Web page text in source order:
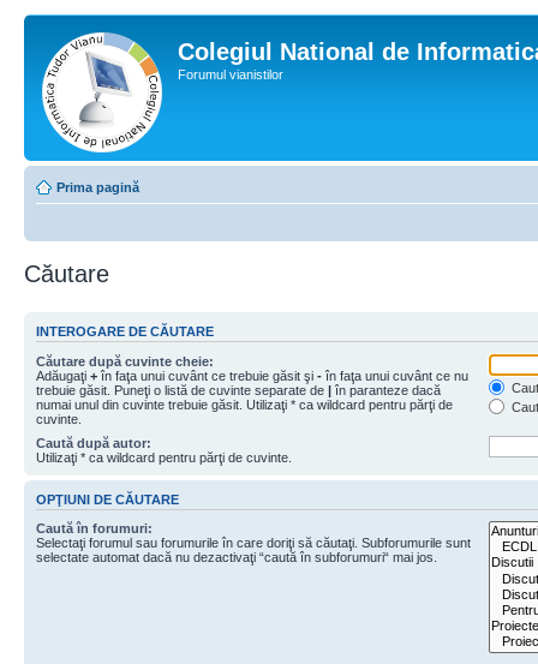
Colegiul National de
Forumul vianistilor
Prima pagină
Căutare
INTEROGARE DE CĂUTARE
Căutare după cuvinte cheie:
Adăugaţi + în faţa unui cuvânt ce trebuie găsit şi - în faţa unui cuvânt ce nu
trebuie găsit. Puneţi o listă de cuvinte separate de | în paranteze dacă
numai unul din cuvinte trebuie găsit. Utilizaţi * ca wildcard pentru părţi de
cuvinte.
Caută după autor:
Utilizaţi * ca wildcard pentru părţi de cuvinte.
OPŢIUNI DE CĂUTARE
Caută în forumuri:
Selectaţi forumul sau forumurile în care doriţi să căutaţi. Subforumurile sunt
selectate automat dacă nu dezactivaţi “caută în subforumuri“ mai jos.